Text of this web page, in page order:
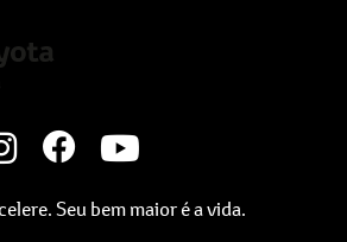
Seu bem maior é a vida.